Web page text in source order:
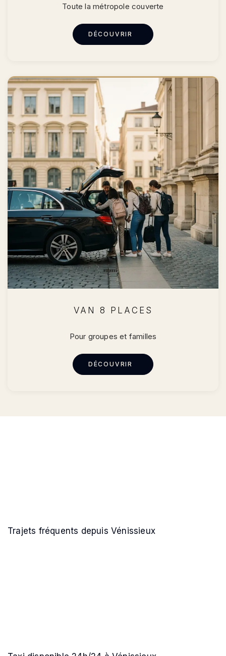
Toute la métropole couverte
DÉCOUVRIR
VAN 8 PLACES
Pour groupes et familles
DÉCOUVRIR
Trajets fréquents depuis Vénissieux